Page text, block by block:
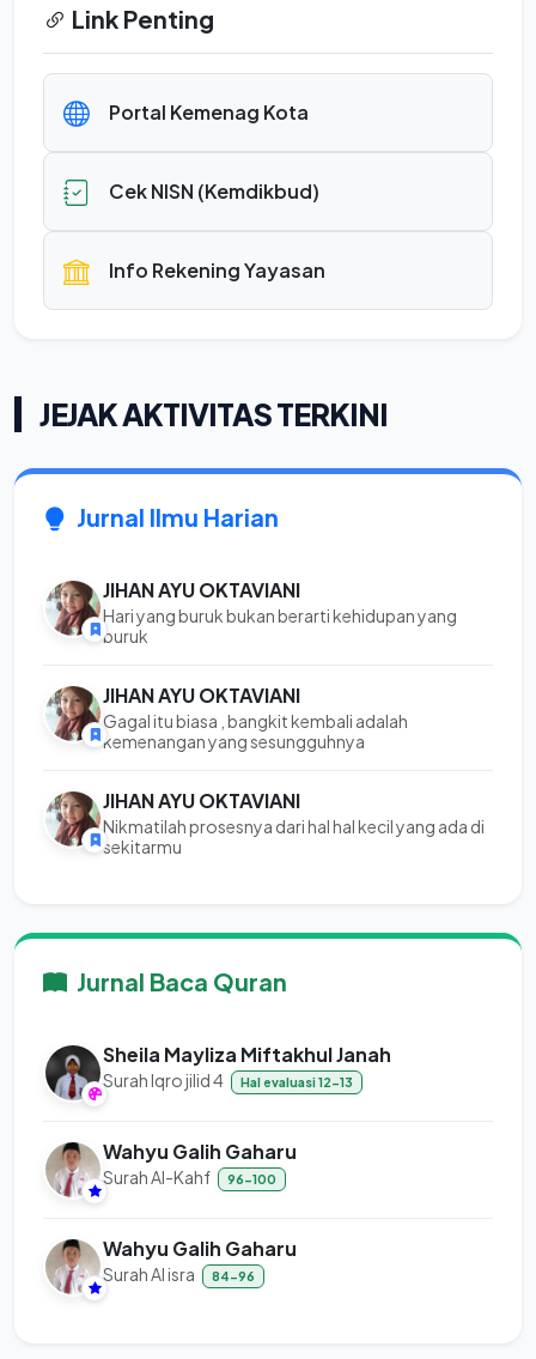
Link Penting
Portal Kemenag Kota
Cek NISN (Kemdikbud)
Info Rekening Yayasan
JEJAK AKTIVITAS TERKINI
Jurnal Ilmu Harian
JIHAN AYU OKTAVIANI
Hari yang buruk bukan berarti kehidupan yang
buruk
JIHAN AYU OKTAVIANI
Gagal itu biasa , bangkit kembali adalah
kemenangan yang sesungguhnya
JIHAN AYU OKTAVIANI
Nikmatilah prosesnya dari hal hal kecil yang ada di
sekitarmu
Jurnal Baca Quran
Sheila Mayliza Miftakhul Janah
Surah Iqro jilid 4 Hal evaluasi 12-13
Wahyu Galih Gaharu
Surah Al-Kahf 96-100
Wahyu Galih Gaharu
Surah Al isra 84-96